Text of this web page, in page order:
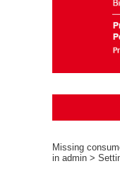
Missing
in admin >